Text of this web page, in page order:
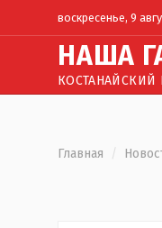
воскресенье, 9
НАША Г
Главная /